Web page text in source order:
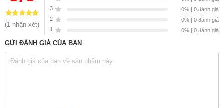
Tác chiến
Mưu công
Quân hình
(1 nhận xét)
3
0% | 0 đánh giá
2
0% | 0 đánh giá
1
0% | 0 đánh giá
GỬI ĐÁNH GIÁ CỦA BẠN